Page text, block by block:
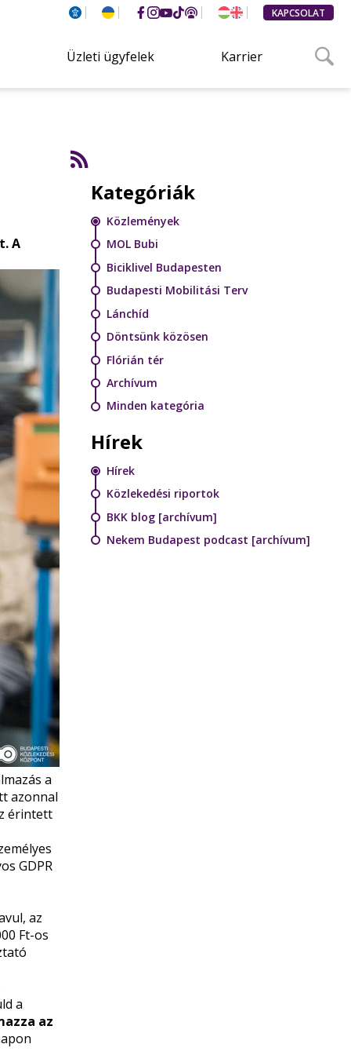
KAPCSOLAT
Üzleti ügyfelek Karrier
A
a
azonnal
érintett
GDPR
az
Ft-os
a
az
Kategóriák
Közlemények
MOL Bubi
Biciklivel Budapesten
Budapesti Mobilitási Terv
Lánchíd
Döntsünk közösen
Flórián tér
Archívum
Minden kategória
Hírek
Hírek
Közlekedési riportok
BKK blog [archívum]
Nekem Budapest podcast [archívum]